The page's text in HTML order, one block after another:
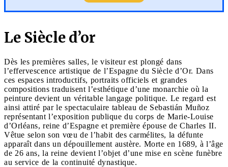
Le Siècle d’or
Dès les premières salles, le visiteur est plongé dans
l’effervescence artistique de l’Espagne du Siècle d’Or. Dans
ces espaces introductifs, portraits officiels et grandes
compositions traduisent l’esthétique d’une monarchie où la
peinture devient un véritable langage politique. Le regard est
ainsi attiré par le spectaculaire tableau de Sebastián Muñoz
représentant l’exposition publique du corps de Marie-Louise
d’Orléans, reine d’Espagne et première épouse de Charles II.
Vêtue selon son vœu de l’habit des carmélites, la défunte
apparaît dans un dépouillement austère. Morte en 1689, à l’âge
de 26 ans, la reine devient l’objet d’une mise en scène funèbre
au service de la continuité dynastique.